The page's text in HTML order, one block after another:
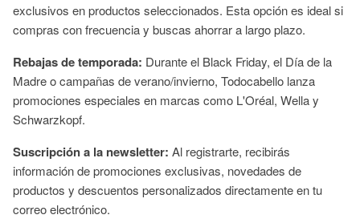
exclusivos en productos seleccionados. Esta opción es ideal si
compras con frecuencia y buscas ahorrar a largo plazo.
Rebajas de temporada: Durante el Black Friday, el Día de la
Madre o campañas de verano/invierno, Todocabello lanza
promociones especiales en marcas como L'Oréal, Wella y
Schwarzkopf.
Suscripción a la newsletter: Al registrarte, recibirás
información de promociones exclusivas, novedades de
productos y descuentos personalizados directamente en tu
correo electrónico.